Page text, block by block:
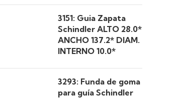
3151: Guia Zapata
Schindler ALTO 28.0*
ANCHO 137.2* DIAM.
INTERNO 10.0*
3293: Funda de goma
para guía Schindler